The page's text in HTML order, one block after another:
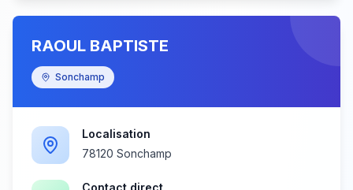
RAOUL BAPTISTE
Sonchamp
Localisation
78120 Sonchamp
Contact direct